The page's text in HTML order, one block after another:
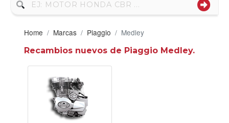
Usado
Neumáticos
Campa
Motores
Nuevos
Home Marcas Piaggio Medley
Recambios nuevos de Piaggio Medley.